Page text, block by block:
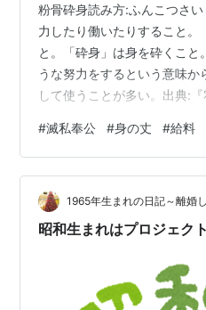
粉骨砕身読み方:ふんこつさ
力したり働いたりすること。
と。「砕身」は身を砕くこと
うな努力をするという意味
して使うことが多い。出典:
ょうか？ 新しい仕事に就いた
らかなときは私でさえ、一時
も、何年経ってもそうして
がするんです。 その中の何
っている手前そうせざるを得
#滅私奉公 #身の丈 #給料
1965年生まれの日記～離婚
昭和生まれはプロジェク